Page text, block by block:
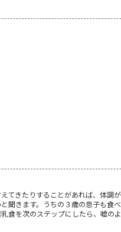
きたりすることがあれば、体調が
きます。うちの３歳の息子も食
食を次のステップにしたら、嘘の